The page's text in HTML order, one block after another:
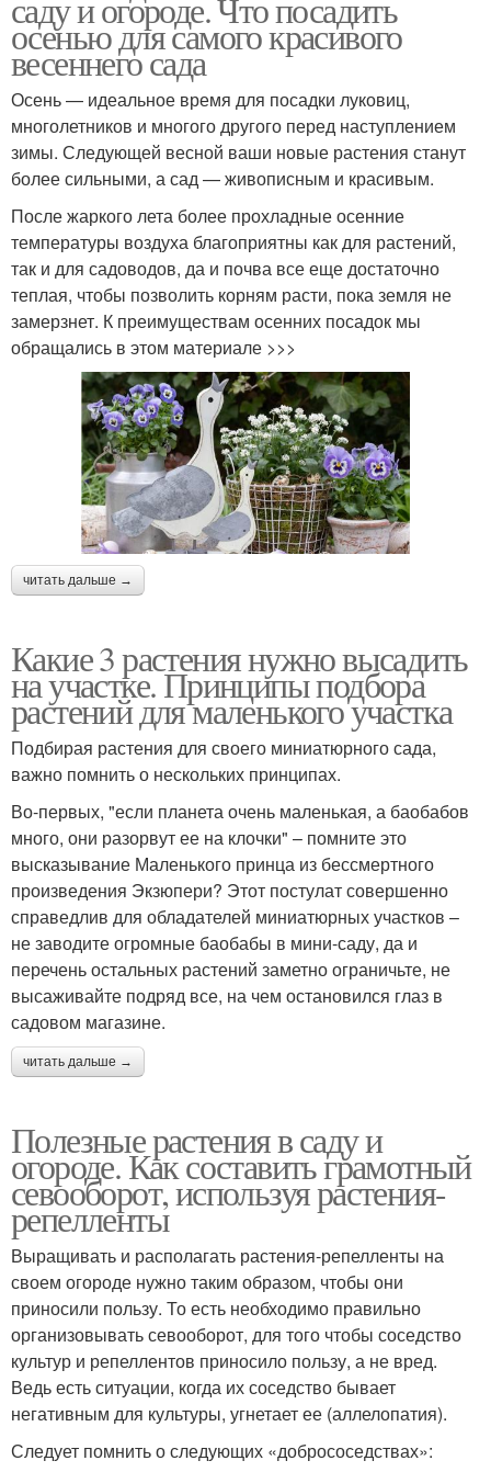
осенью для самого красивого
весеннего сада
Осень — идеальное время для посадки луковиц,
многолетников и многого другого перед наступлением
зимы. Следующей весной ваши новые растения станут
более сильными, а сад — живописным и красивым.
После жаркого лета более прохладные осенние
температуры воздуха благоприятны как для растений,
так и для садоводов, да и почва все еще достаточно
теплая, чтобы позволить корням расти, пока земля не
замерзнет. К преимуществам осенних посадок мы
обращались в этом материале >>>
читать дальше →
Какие 3 растения нужно высадить
на участке. Принципы подбора
растений для маленького участка
Подбирая растения для своего миниатюрного сада,
важно помнить о нескольких принципах.
Во-первых, "если планета очень маленькая, а баобабов
много, они разорвут ее на клочки" – помните это
высказывание Маленького принца из бессмертного
произведения Экзюпери? Этот постулат совершенно
справедлив для обладателей миниатюрных участков –
не заводите огромные баобабы в мини-саду, да и
перечень остальных растений заметно ограничьте, не
высаживайте подряд все, на чем остановился глаз в
садовом магазине.
читать дальше →
Полезные растения в саду и
огороде. Как составить грамотный
севооборот, используя растения-
репелленты
Выращивать и располагать растения-репелленты на
своем огороде нужно таким образом, чтобы они
приносили пользу. То есть необходимо правильно
организовывать севооборот, для того чтобы соседство
культур и репеллентов приносило пользу, а не вред.
Ведь есть ситуации, когда их соседство бывает
негативным для культуры, угнетает ее (аллелопатия).
Следует помнить о следующих «добрососедствах»: